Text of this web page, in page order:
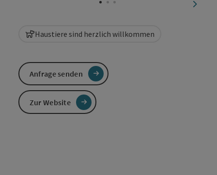
Haustiere sind herzlich willkommen
Anfrage senden
Zur Website